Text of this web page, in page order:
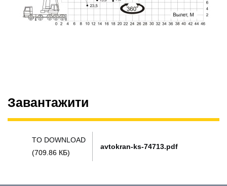
Завантажити
TO DOWNLOAD
(709.86 КБ)
avtokran-ks-74713.pdf